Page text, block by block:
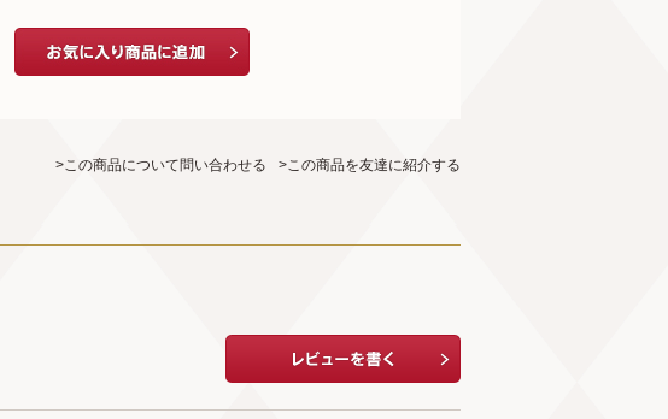
>この商品について問い合わせる >この商品を友達に紹介する